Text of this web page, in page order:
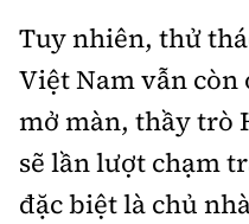
Thông tin tòa
soạn
Tuy nhiên, thử
Việt Nam vẫn
mở màn, thầy trò
sẽ lần lượt chạm
đặc biệt là chủ